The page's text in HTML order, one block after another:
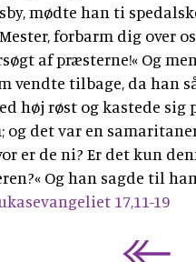
mødte han ti
forbarm dig over
af præsterne!« Og
vendte tilbage, da han
høj røst og kastede sig
og det var en
er de ni? Er det kun
Og han sagde til
17,11-19